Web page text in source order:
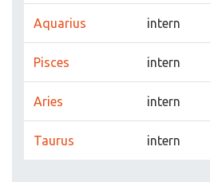
Aquarius intern
Pisces intern
Aries intern
Taurus intern